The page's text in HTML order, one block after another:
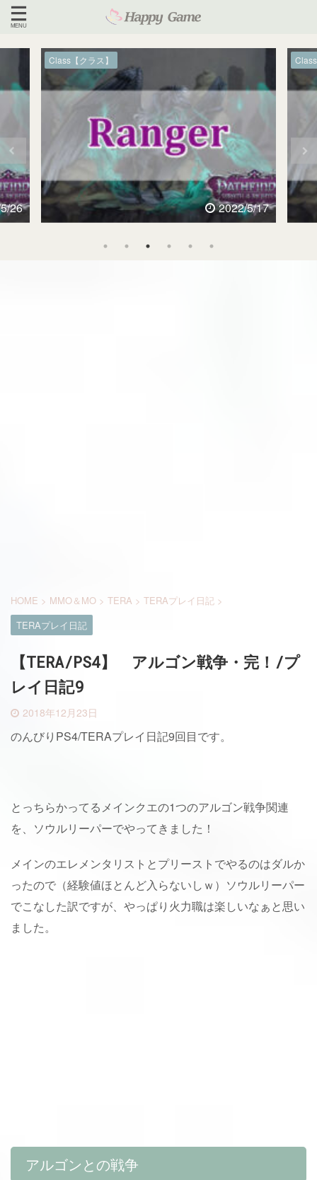
26
Class【クラス】
2022/5/17
HOME > MMO＆MO > TERA > TERAプレイ日記 >
TERAプレイ日記
【TERA/PS4】 アルゴン戦争・完！/プ
レイ日記9
2018年12月23日
のんびりPS4/TERAプレイ日記9回目です。
とっちらかってるメインクエの1つのアルゴン戦争関連
を、ソウルリーパーでやってきました！
メインのエレメンタリストとプリーストでやるのはダルか
ったので（経験値ほとんど入らないしｗ）ソウルリーパー
でこなした訳ですが、やっぱり火力職は楽しいなぁと思い
ました。
アルゴンとの戦争